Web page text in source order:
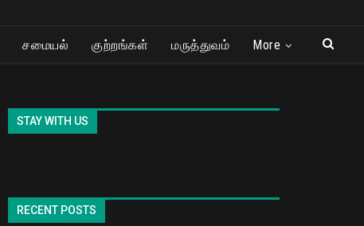
சமையல் குற்றங்கள் மருத்துவம் More
STAY WITH US
RECENT POSTS